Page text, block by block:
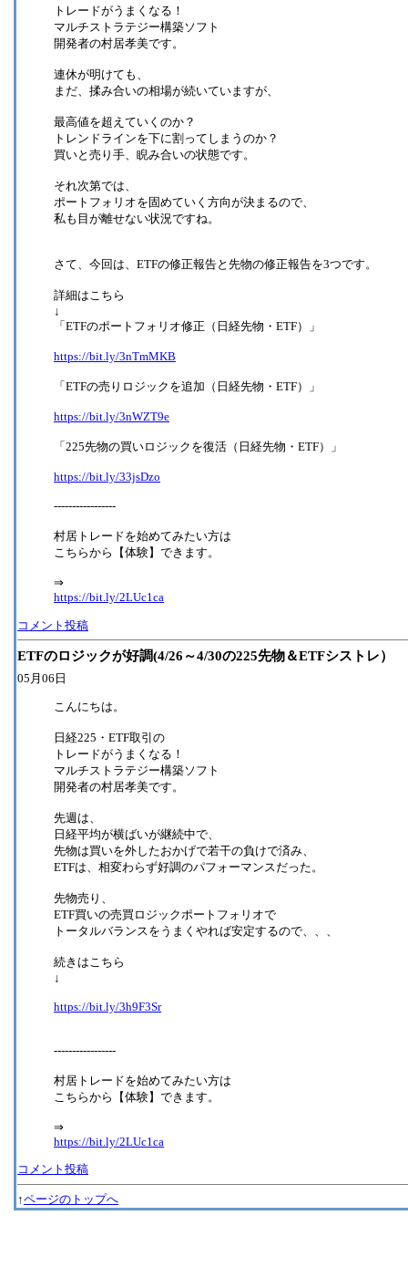
トレードがうまくなる！
マルチストラテジー構築ソフト
開発者の村居孝美です。
連休が明けても、
まだ、揉み合いの相場が続いていますが、
最高値を超えていくのか？
トレンドラインを下に割ってしまうのか？
買いと売り手、睨み合いの状態です。
それ次第では、
ポートフォリオを固めていく方向が決まるので、
私も目が離せない状況ですね。
さて、今回は、ETFの修正報告と先物の修正報告を3つです。
詳細はこちら
↓
「ETFのポートフォリオ修正（日経先物・ETF）」
https://bit.ly/3nTmMKB
「ETFの売りロジックを追加（日経先物・ETF）」
https://bit.ly/3nWZT9e
「225先物の買いロジックを復活（日経先物・ETF）」
https://bit.ly/33jsDzo
-----------------
村居トレードを始めてみたい方は
こちらから【体験】できます。
⇒
https://bit.ly/2LUc1ca
コメント投稿
ETFのロジックが好調(4/26～4/30の225先物＆ETFシストレ）
05月06日
こんにちは。
日経225・ETF取引の
トレードがうまくなる！
マルチストラテジー構築ソフト
開発者の村居孝美です。
先週は、
日経平均が横ばいが継続中で、
先物は買いを外したおかげで若干の負けで済み、
ETFは、相変わらず好調のパフォーマンスだった。
先物売り、
ETF買いの売買ロジックポートフォリオで
トータルバランスをうまくやれば安定するので、、、
続きはこちら
↓
https://bit.ly/3h9F3Sr
-----------------
村居トレードを始めてみたい方は
こちらから【体験】できます。
⇒
https://bit.ly/2LUc1ca
コメント投稿
↑ページのトップへ